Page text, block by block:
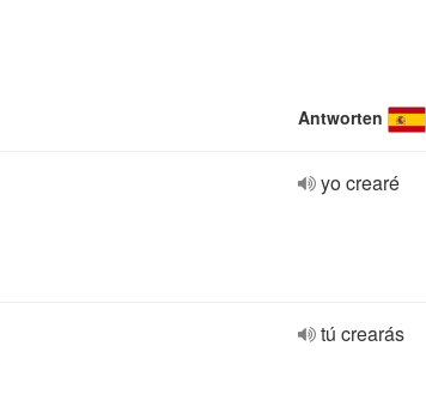
Antworten
yo crearé
tú crearás